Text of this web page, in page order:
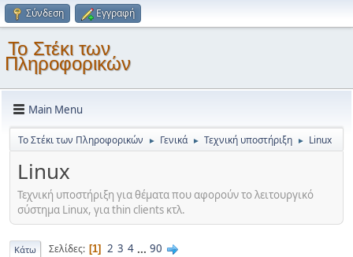
Σύνδεση Εγγραφή
Το Στέκι των
Πληροφορικών
Main Menu
Το Στέκι των Πληροφορικών ► Γενικά ► Τεχνική υποστήριξη ► Linux
Linux
Τεχνική υποστήριξη για θέματα που αφορούν το λειτουργικό
σύστημα Linux, για thin clients κτλ.
Κάτω Σελίδες 1 2 3 4 ... 90